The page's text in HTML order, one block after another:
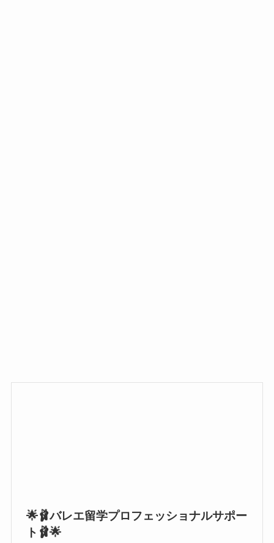
🌟🩰バレエ留学プロフェッショナルサポー
ト🩰🌟